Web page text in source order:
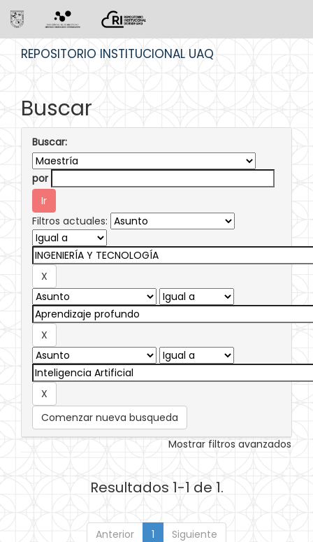
REPOSITORIO INSTITUCIONAL UAQ
Buscar
Buscar:
por
Filtros actuales:
Comenzar nueva busqueda
Mostrar filtros avanzados
Resultados 1-1 de 1.
Anterior 1 Siguiente